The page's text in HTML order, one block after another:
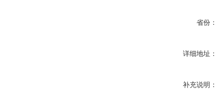
省份：
详细地址：
补充说明：